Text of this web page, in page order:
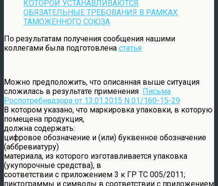
КОТОРОЙ УСТАНАВЛИВАЮТСЯ
ОБЯЗАТЕЛЬНЫЕ ТРЕБОВАНИЯ В РАМКАХ
ТАМОЖЕННОГО СОЮЗА
По результатам получения сообщения нашими
коллегами была подготовлена статья
Можно предположить, что описанная выше ситуация
сложилась в результате применения Письма
Роспотребнадзора от 13.01.2015 N 01/160-15-29
В котором указано, что маркировка упаковки, в которую
помещена продукция,
должна содержать:
цифровое обозначение и (или) буквенное обозначение
(аббревиатуру)
материала, из которого изготавливается упаковка
(укупорочные средства), в
соответствии с приложением 3 к ГР ТС 005/2011;
пиктограммы и символы в соответствии с приложением